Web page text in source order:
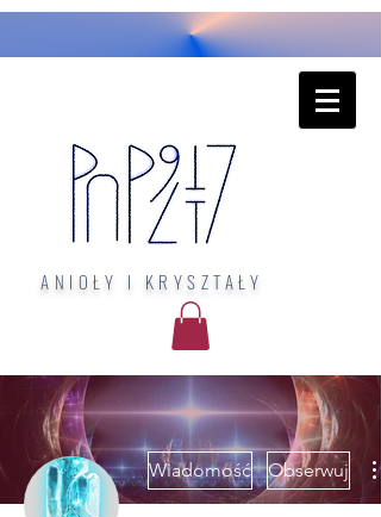
ANIOŁY I KRYSZTAŁY
Wiadomość Obserwuj